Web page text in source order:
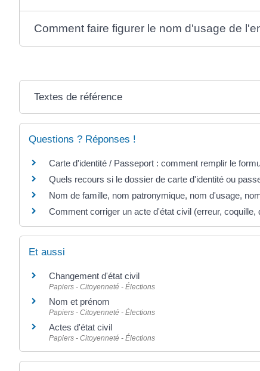
Comment faire figurer le nom d'usage de
Textes de référence
Questions ? Réponses !
Carte d'identité / Passeport : comment remplir le
Quels recours si le dossier de carte d'identité ou
Nom de famille, nom patronymique, nom d'usage,
Comment corriger un acte d'état civil (erreur, coquille,
Et aussi
Changement d'état civil
Papiers - Citoyenneté - Élections
Nom et prénom
Papiers - Citoyenneté - Élections
Actes d'état civil
Papiers - Citoyenneté - Élections